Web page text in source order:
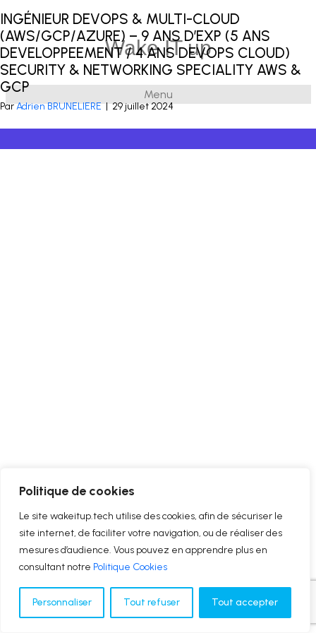
Politique de cookies
Le site wakeitup.tech utilise des cookies, afin de sécuriser le
site internet, de faciliter votre navigation, ou de réaliser des
mesures d’audience. Vous pouvez en apprendre plus en
consultant notre Politique Cookies
Personnaliser Tout refuser Tout accepter
Wake IT up
Menu
INGÉNIEUR DEVOPS & MULTI-CLOUD
(AWS/GCP/AZURE) – 9 ANS D’EXP (5 ANS
DEVELOPPEEMENT / 4 ANS DEVOPS CLOUD)
SECURITY & NETWORKING SPECIALITY AWS &
GCP
ParAdrien BRUNELIERE|29 juillet 2024
Publié dansDevOps
© 2026 Wake IT up Powered by